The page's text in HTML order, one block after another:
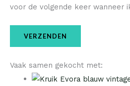
voor de volgende keer wanneer
Vaak samen gekocht met: